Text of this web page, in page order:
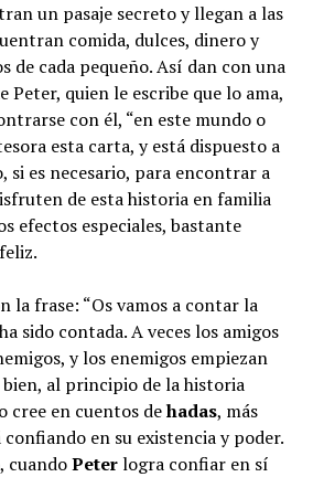
un pasaje secreto y llegan a las
comida, dulces, dinero y
de cada pequeño. Así dan con una
Peter, quien le escribe que lo ama,
con él, “en este mundo o
esta carta, y está dispuesto a
si es necesario, para encontrar a
de esta historia en familia
efectos especiales, bastante
la frase: “Os vamos a contar la
sido contada. A veces los amigos
y los enemigos empiezan
bien, al principio de la historia
cree en cuentos dehadas, más
en su existencia y poder.
cuandoPeterlogra confiar en sí